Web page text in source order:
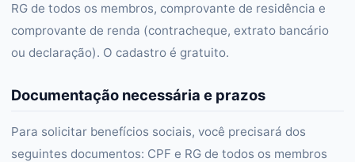
RG de todos os membros, comprovante de residência e
comprovante de renda (contracheque, extrato bancário
ou declaração). O cadastro é gratuito.
Documentação necessária e prazos
Para solicitar benefícios sociais, você precisará dos
seguintes documentos: CPF e RG de todos os membros